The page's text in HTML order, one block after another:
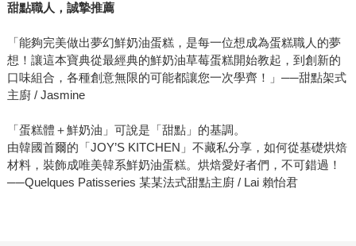
甜點職人，誠摯推薦
「能夠完美做出夢幻鮮奶油蛋糕，是每一位想成為蛋糕職人的夢
想！讓這本寶典從最經典的鮮奶油草莓蛋糕開始教起，到創新的
口味組合，各種創意無限的可能都讓您一次學齊！」──甜點架式
主廚 / Jasmine
「蛋糕體＋鮮奶油」可說是「甜點」的基調。
由韓國首爾的「JOY’S KITCHEN」不藏私分享，如何從基礎烘焙
材料，裝飾成唯美韓系鮮奶油蛋糕。烘焙愛好者們，不可錯過！
──Quelques Patisseries 某某法式甜點主廚 / Lai 賴怡君